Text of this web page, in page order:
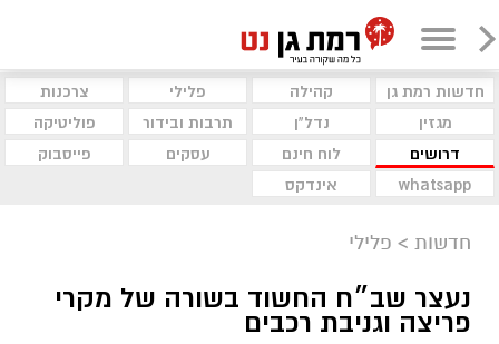
חדשות רמת גן קהילה פלילי
צרכנות
מגזין
נדל"ן תרבות ובידור
פוליטיקה
דרושים
לוח חינם עסקים
פייסבוק
whatsapp
אינדקס
חדשות > פלילי
נעצר שב״ח החשוד בשורה של מקרי
פריצה וגניבת רכבים